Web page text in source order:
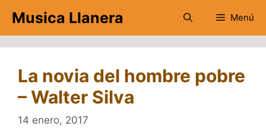
contenido
Musica Llanera Menú
La novia del hombre pobre
– Walter Silva
14 enero, 2017